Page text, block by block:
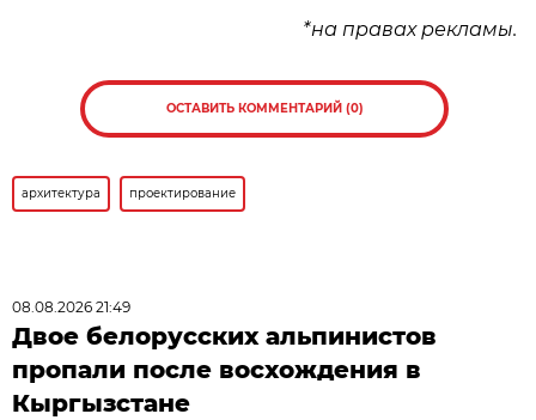
*на правах рекламы.
ОСТАВИТЬ КОММЕНТАРИЙ (0)
архитектура проектирование
08.08.2026 21:49
Двое белорусских альпинистов
пропали после восхождения в
Кыргызстане